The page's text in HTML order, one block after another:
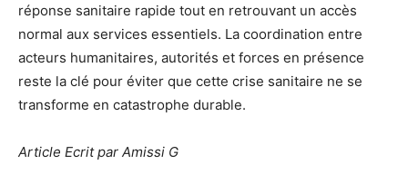
réponse sanitaire rapide tout en retrouvant un accès
normal aux services essentiels. La coordination entre
acteurs humanitaires, autorités et forces en présence
reste la clé pour éviter que cette crise sanitaire ne se
transforme en catastrophe durable.
Article Ecrit par Amissi G